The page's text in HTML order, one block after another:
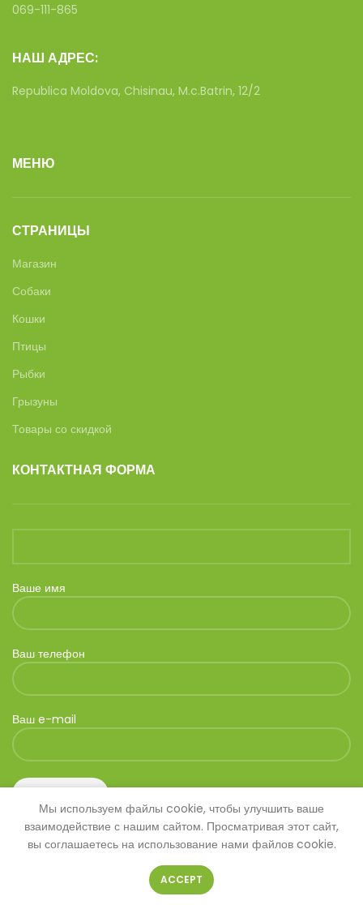
069-111-865
НАШ АДРЕС:
Republica Moldova, Chisinau, M.c.Batrin, 12/2
МЕНЮ
СТРАНИЦЫ
Магазин
Собаки
Кошки
Птицы
Рыбки
Грызуны
Товары со скидкой
КОНТАКТНАЯ ФОРМА
Ваше имя
Ваш телефон
Ваш e-mail
SAVANNA. Все права защищены
Мы используем файлы cookie, чтобы улучшить ваше
взаимодействие с нашим сайтом. Просматривая этот сайт,
вы соглашаетесь на использование нами файлов cookie.
ACCEPT